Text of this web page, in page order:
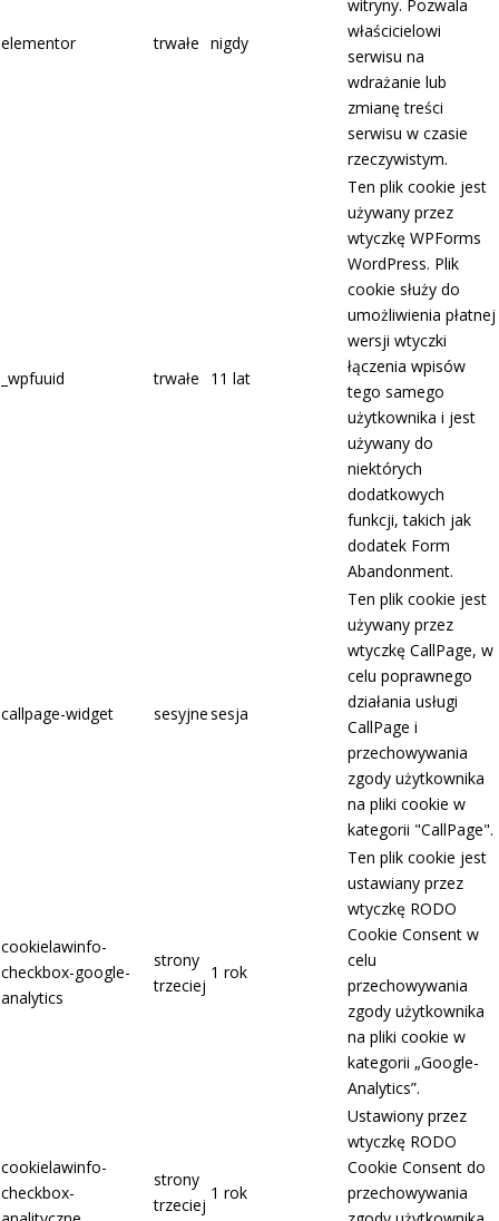
elementor trwałe nigdy
witryny. Pozwala
właścicielowi
serwisu na
wdrażanie lub
zmianę treści
serwisu w czasie
rzeczywistym.
_wpfuuid trwałe 11 lat
Ten plik cookie jest
używany przez
wtyczkę WPForms
WordPress. Plik
cookie służy do
umożliwienia płatnej
wersji wtyczki
łączenia wpisów
tego samego
użytkownika i jest
używany do
niektórych
dodatkowych
funkcji, takich jak
dodatek Form
Abandonment.
callpage-widget sesyjnesesja
Ten plik cookie jest
używany przez
wtyczkę CallPage, w
celu poprawnego
działania usługi
CallPage i
przechowywania
zgody użytkownika
na pliki cookie w
kategorii "CallPage".
cookielawinfo-
checkbox-google-
analytics
strony
trzeciej
1 rok
Ten plik cookie jest
ustawiany przez
wtyczkę RODO
Cookie Consent w
celu
przechowywania
zgody użytkownika
na pliki cookie w
kategorii „Google-
Analytics”.
cookielawinfo-
checkbox-
strony
trzeciej
1 rok
Ustawiony przez
wtyczkę RODO
Cookie Consent do
przechowywania